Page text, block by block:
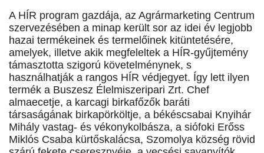
A HÍR program gazdája, az Agrármarketing Centrum
szervezésében a minap került sor az idei év legjobb
hazai termékeinek és termelőinek kitüntetésére,
amelyek, illetve akik megfeleltek a HÍR-gyűjtemény
támasztotta szigorú követelménynek, s
használhatják a rangos HÍR védjegyet. Így lett ilyen
termék a Buszesz Élelmiszeripari Zrt. Chef
almaecetje, a karcagi birkafőzők baráti
társaságának birkapörköltje, a békéscsabai Knyihár
Mihály vastag- és vékonykolbásza, a siófoki Erőss
Miklós Csaba kürtőskalácsa, Szomolya község rövid